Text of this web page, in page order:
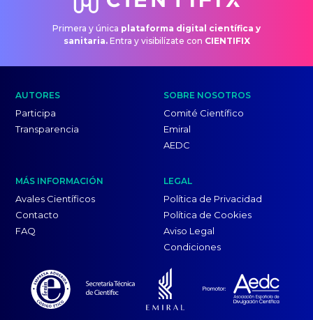
Primera y única plataforma digital científica y
sanitaria.Entra y visibilízate con CIENTIFIX
AUTORES
Participa
Transparencia
SOBRE NOSOTROS
Comité Científico
Emiral
AEDC
MÁS INFORMACIÓN
Avales Científicos
Contacto
FAQ
LEGAL
Política de Privacidad
Política de Cookies
Aviso Legal
Condiciones